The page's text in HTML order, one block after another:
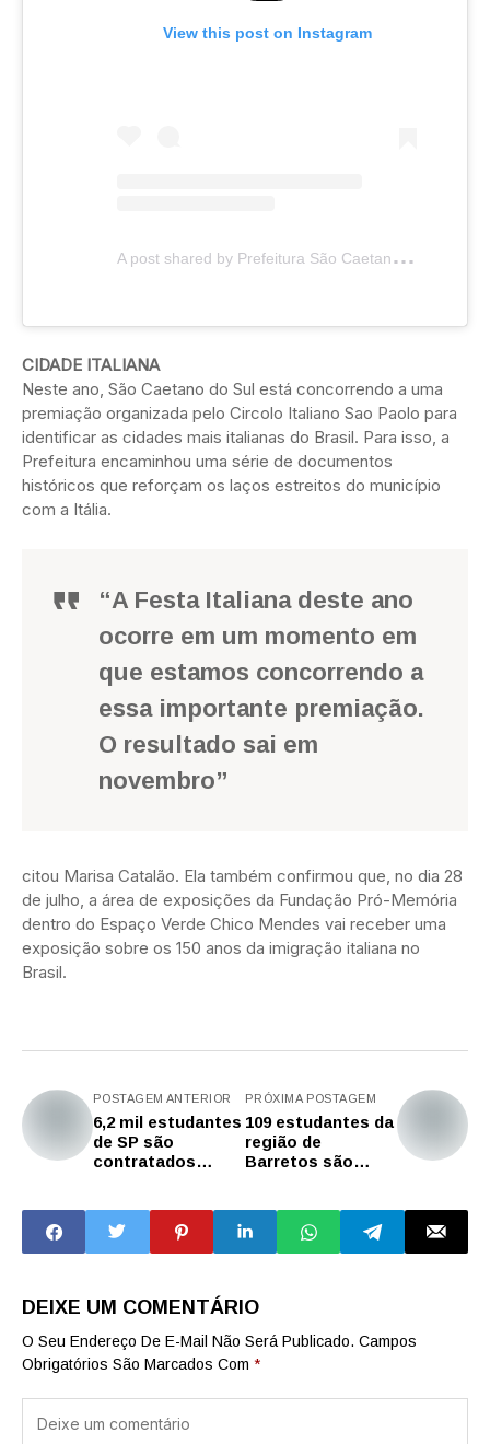
View this post on Instagram
A
post shared by Prefeitura São Caetano do Sul (@prefeitura_saocaetanodosul)
CIDADE ITALIANA
Neste ano, São Caetano do Sul está concorrendo a uma
premiação organizada pelo Circolo Italiano Sao Paolo para
identificar as cidades mais italianas do Brasil. Para isso, a
Prefeitura encaminhou uma série de documentos
históricos que reforçam os laços estreitos do município
com a Itália.
“A Festa Italiana deste ano
ocorre em um momento em
que estamos concorrendo a
essa importante premiação.
O resultado sai em
novembro”
citou Marisa Catalão. Ela também confirmou que, no dia 28
de julho, a área de exposições da Fundação Pró-Memória
dentro do Espaço Verde Chico Mendes vai receber uma
exposição sobre os 150 anos da imigração italiana no
Brasil.
POSTAGEM ANTERIOR
6,2 mil estudantes
de SP são
contratados
PRÓXIMA POSTAGEM
109 estudantes da
região de
Barretos são
do BEEM
DEIXE UM COMENTÁRIO
O Seu Endereço De E-Mail Não Será Publicado. Campos
Obrigatórios São Marcados Com *